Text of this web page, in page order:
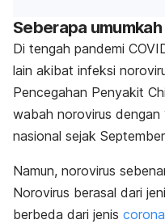
Seberapa
Di tengah pandemi
lain akibat infeksi
Pencegahan Penyakit
wabah norovirus dengan
nasional sejak
Namun, norovirus
Norovirus berasal dari
berbeda dari jenis